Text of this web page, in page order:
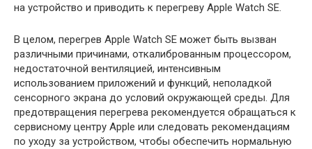
на устройство и приводить к перегреву Apple Watch SE.
В целом, перегрев Apple Watch SE может быть вызван
различными причинами, откалиброванным процессором,
недостаточной вентиляцией, интенсивным
использованием приложений и функций, неполадкой
сенсорного экрана до условий окружающей среды. Для
предотвращения перегрева рекомендуется обращаться к
сервисному центру Apple или следовать рекомендациям
по уходу за устройством, чтобы обеспечить нормальную